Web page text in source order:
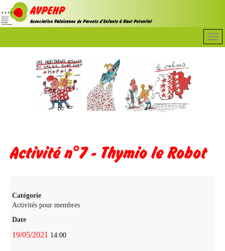
Activité n°7 - Thymio le Robot
Catégorie
Activités pour membres
Date
19/05/2021 14:00